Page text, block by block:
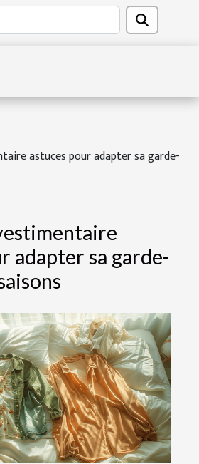
astuces pour adapter sa garde-
adapter sa garde-